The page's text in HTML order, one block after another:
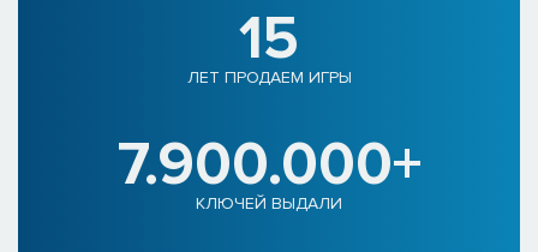
15
ЛЕТ ПРОДАЕМ ИГРЫ
7.900.000+
КЛЮЧЕЙ ВЫДАЛИ